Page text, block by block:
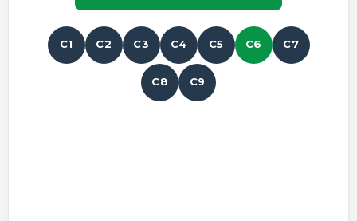
C1 C2 C3 C4 C5 C6 C7
C8 C9